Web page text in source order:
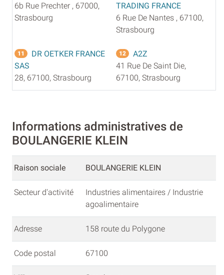
6b Rue Prechter , 67000,
Strasbourg
TRADING FRANCE
6 Rue De Nantes , 67100,
Strasbourg
11
DR OETKER FRANCE
SAS
28, 67100, Strasbourg
12
A2Z
41 Rue De Saint Die,
67100, Strasbourg
Informations administratives de
BOULANGERIE KLEIN
Raison sociale BOULANGERIE KLEIN
Secteur d'activité
Industries alimentaires / Industrie
agoalimentaire
Adresse 158 route du Polygone
Code postal 67100